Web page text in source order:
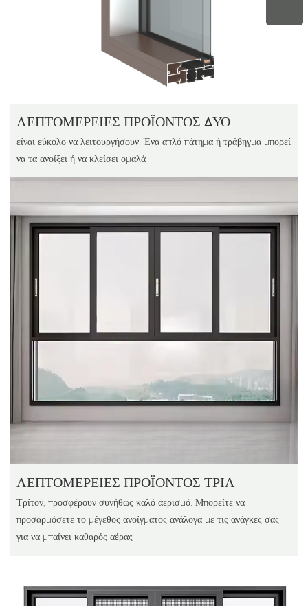
ΛΕΠΤΟΜΈΡΕΙΕΣ ΠΡΟΪΌΝΤΟΣ ΔΎΟ
είναι εύκολο να λειτουργήσουν. Ένα απλό πάτημα ή τράβηγμα μπορεί
να τα ανοίξει ή να κλείσει ομαλά
ΛΕΠΤΟΜΈΡΕΙΕΣ ΠΡΟΪΌΝΤΟΣ ΤΡΊΑ
Τρίτον, προσφέρουν συνήθως καλό αερισμό. Μπορείτε να
προσαρμόσετε το μέγεθος ανοίγματος ανάλογα με τις ανάγκες σας
για να μπαίνει καθαρός αέρας